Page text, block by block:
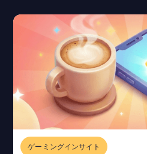
ゲーミングインサイト